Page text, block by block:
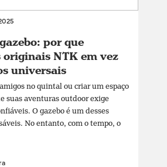
por que
originais NTK em vez
universais
no quintal ou criar um espaço
suas aventuras outdoor exige
O gazebo é um desses
No entanto, com o tempo, o